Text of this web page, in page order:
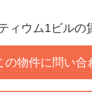
ィウム1ビルの
の物件に問い合